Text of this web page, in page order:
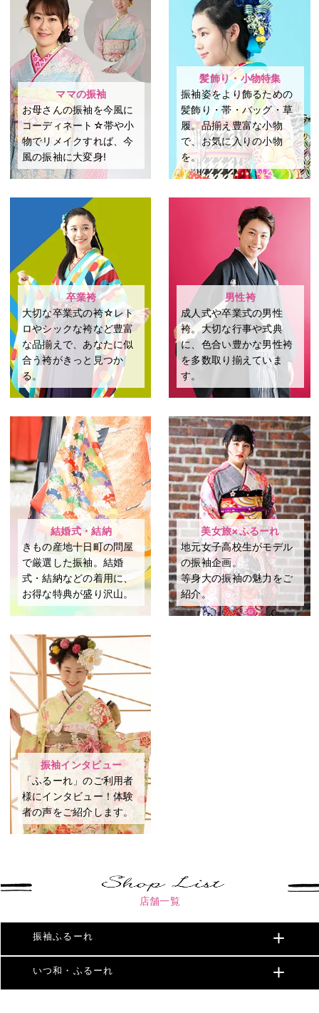
ママの振袖
お母さんの振袖を今風に
コーディネート☆帯や小
物でリメイクすれば、今
風の振袖に大変身!
髪飾り・小物特集
振袖姿をより飾るための
髪飾り・帯・バッグ・草
履。品揃え豊富な小物
で、お気に入りの小物
を。
卒業袴
大切な卒業式の袴☆レト
ロやシックな袴など豊富
な品揃えで、あなたに似
合う袴がきっと見つか
る。
男性袴
成⼈式や卒業式の男性
袴。⼤切な⾏事や式典
に、⾊合い豊かな男性袴
を多数取り揃えていま
す。
結婚式・結納
きもの産地十日町の問屋
で厳選した振袖。結婚
式・結納などの着用に、
お得な特典が盛り沢山。
美女旅×ふるーれ
地元女子高校生がモデル
の振袖企画。
等身大の振袖の魅力をご
紹介。
振袖インタビュー
「ふるーれ」のご利用者
様にインタビュー！体験
者の声をご紹介します。
店舗一覧
振袖ふるーれ
いつ和・ふるーれ